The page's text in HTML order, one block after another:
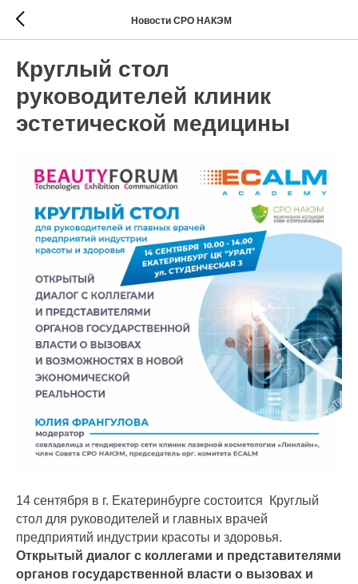
Новости СРО НАКЭМ
Круглый стол
руководителей клиник
эстетической медицины
14 сентября в г. Екатеринбурге состоится Круглый
стол для руководителей и главных врачей
предприятий индустрии красоты и здоровья.
Открытый диалог с коллегами и представителями
органов государственной власти о вызовах и